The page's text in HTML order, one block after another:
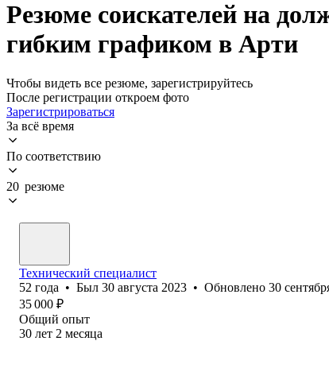
Резюме соискателей на
гибким графиком в Арти
Чтобы видеть все резюме, зарегистрируйтесь
После регистрации откроем фото
Зарегистрироваться
За всё время
По соответствию
20 резюме
Технический специалист
52 года • Был 30 августа 2023 • Обновлено 30
35 000 ₽
Общий опыт
30 лет 2 месяца